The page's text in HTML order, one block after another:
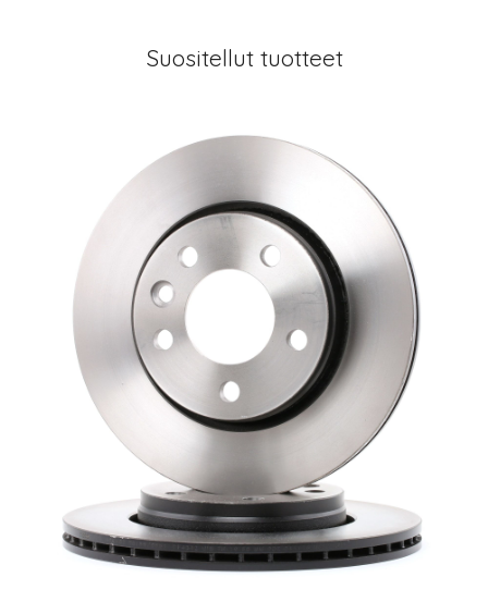
Suositellut tuotteet